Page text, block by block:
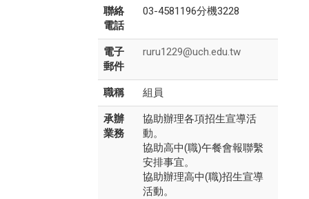
聯絡
電話
03-4581196分機3228
電子
郵件
ruru1229@uch.edu.tw
職稱 組員
承辦
業務
協助辦理各項招生宣導活
動。
協助高中(職)午餐會報聯繫
安排事宜。
協助辦理高中(職)招生宣導
活動。